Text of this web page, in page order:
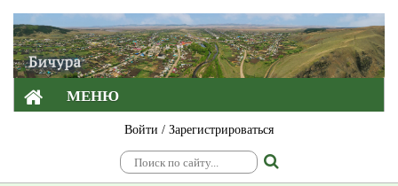
МЕНЮ
Войти / Зарегистрироваться